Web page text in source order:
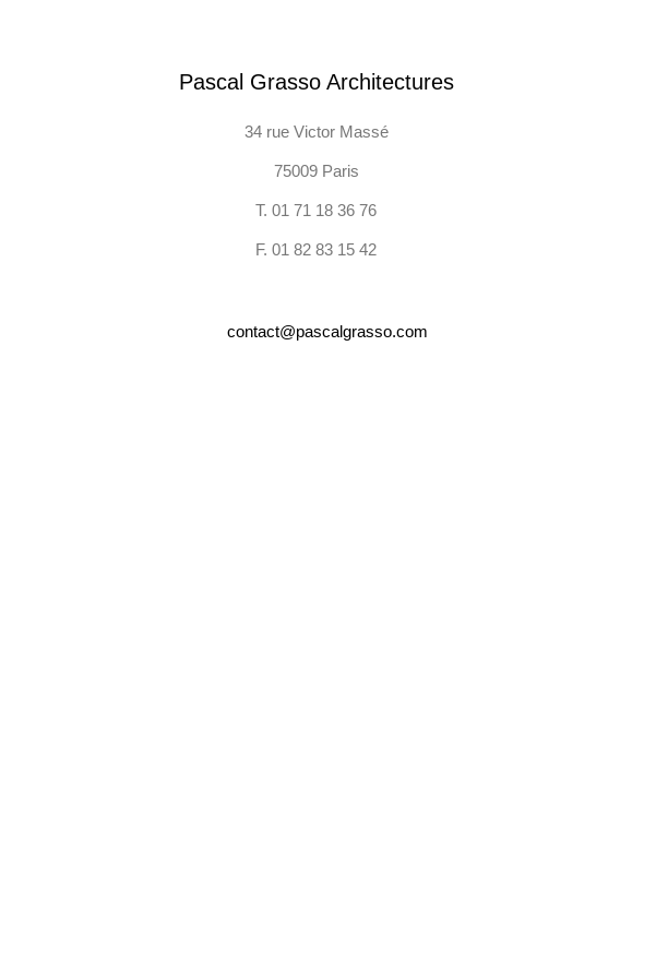
Pascal Grasso Architectures
34 rue Victor Massé
75009 Paris
T. 01 71 18 36 76
F. 01 82 83 15 42
contact@pascalgrasso.com